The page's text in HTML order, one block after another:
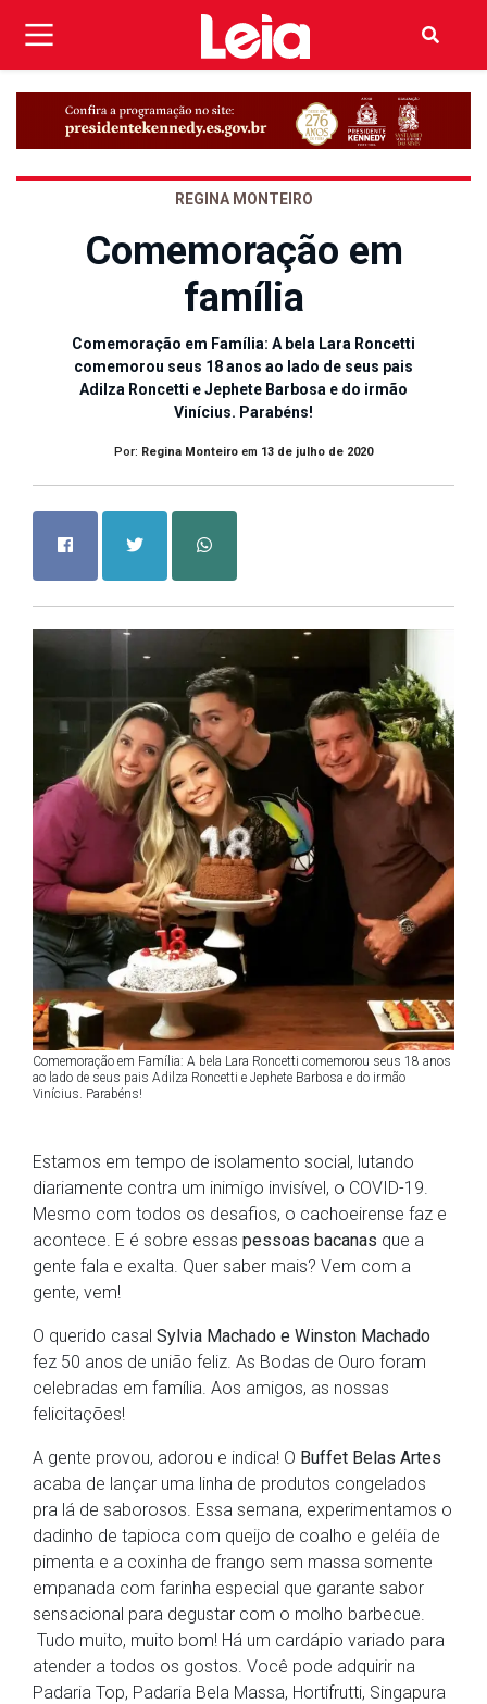
REGINA MONTEIRO
Comemoração em
família
Comemoração em Família: A bela Lara Roncetti
comemorou seus 18 anos ao lado de seus pais
Adilza Roncetti e Jephete Barbosa e do irmão
Vinícius. Parabéns!
Por: Regina Monteiro em 13 de julho de 2020
Comemoração em Família: A bela Lara Roncetti comemorou seus 18 anos
ao lado de seus pais Adilza Roncetti e Jephete Barbosa e do irmão
Vinícius. Parabéns!
Estamos em tempo de isolamento social, lutando
diariamente contra um inimigo invisível, o COVID-19.
Mesmo com todos os desafios, o cachoeirense faz e
acontece. E é sobre essas pessoas bacanas que a
gente fala e exalta. Quer saber mais? Vem com a
gente, vem!
O querido casal Sylvia Machado e Winston Machado
fez 50 anos de união feliz. As Bodas de Ouro foram
celebradas em família. Aos amigos, as nossas
felicitações!
A gente provou, adorou e indica! O Buffet Belas Artes
acaba de lançar uma linha de produtos congelados
pra lá de saborosos. Essa semana, experimentamos o
dadinho de tapioca com queijo de coalho e geléia de
pimenta e a coxinha de frango sem massa somente
empanada com farinha especial que garante sabor
sensacional para degustar com o molho barbecue.
Tudo muito, muito bom! Há um cardápio variado para
atender a todos os gostos. Você pode adquirir na
Padaria Top, Padaria Bela Massa, Hortifrutti, Singapura